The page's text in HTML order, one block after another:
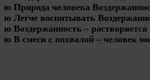
ю Природа человека
ю Легче воспитывать
ю Воздержанность – растворяется
ю В смеси с похвалой – человек